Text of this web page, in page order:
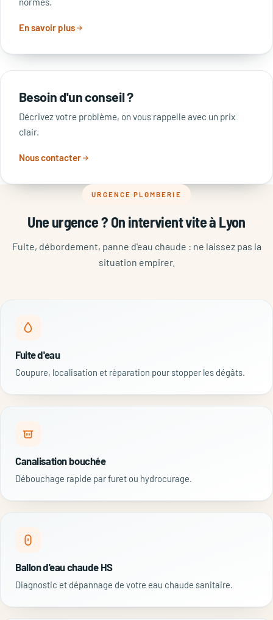
En savoir plus
Besoin d'un conseil ?
Décrivez votre problème, on vous rappelle avec un prix
clair.
Nous contacter
URGENCE PLOMBERIE
Une urgence ? On intervient vite à Lyon
Fuite, débordement, panne d'eau chaude : ne laissez pas la
situation empirer.
Fuite d'eau
Coupure, localisation et réparation pour stopper les dégâts.
Canalisation bouchée
Débouchage rapide par furet ou hydrocurage.
Ballon d'eau chaude HS
Diagnostic et dépannage de votre eau chaude sanitaire.